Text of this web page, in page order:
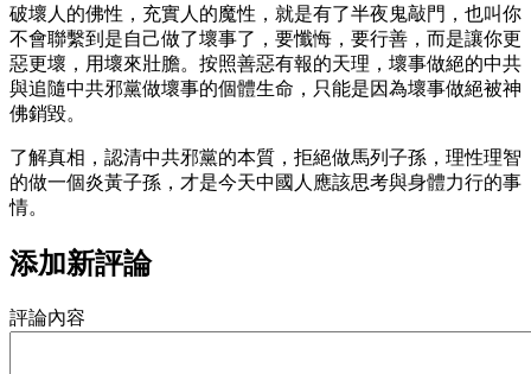
破壞人的佛性，充實人的魔性，就是有了半夜鬼敲門，也叫你
不會聯繫到是自己做了壞事了，要懺悔，要行善，而是讓你更
惡更壞，用壞來壯膽。按照善惡有報的天理，壞事做絕的中共
與追隨中共邪黨做壞事的個體生命，只能是因為壞事做絕被神
佛銷毀。
了解真相，認清中共邪黨的本質，拒絕做馬列子孫，理性理智
的做一個炎黃子孫，才是今天中國人應該思考與身體力行的事
情。
添加新評論
評論內容